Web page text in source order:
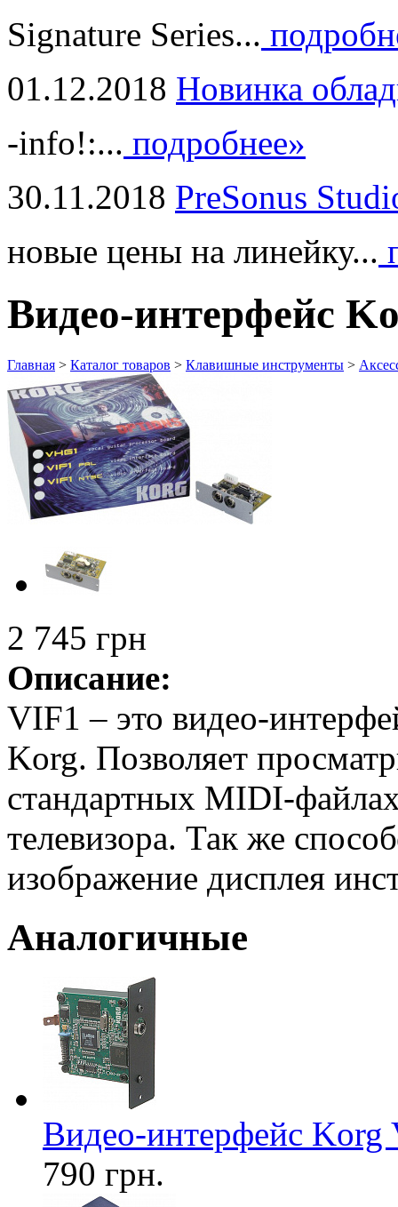
Signature Series...
01.12.2018 Новинка
-info!:... подробнее»
30.11.2018 PreSonus
новые цены на линейку...
Видео-интерфейс
Главная > Каталог товаров > Клавишные инструменты >
2 745 грн
Описание:
VIF1 – это видео-
Korg. Позволяет
стандартных MIDI-
телевизора. Так же
изображение дисплея
Аналогичные
Видео-интерфейс Korg
790 грн.